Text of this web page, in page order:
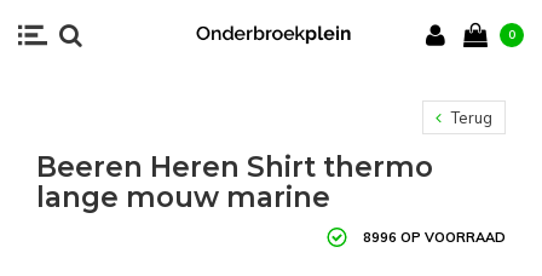
0
Terug
Beeren Heren Shirt thermo
lange mouw marine
8996 OP VOORRAAD